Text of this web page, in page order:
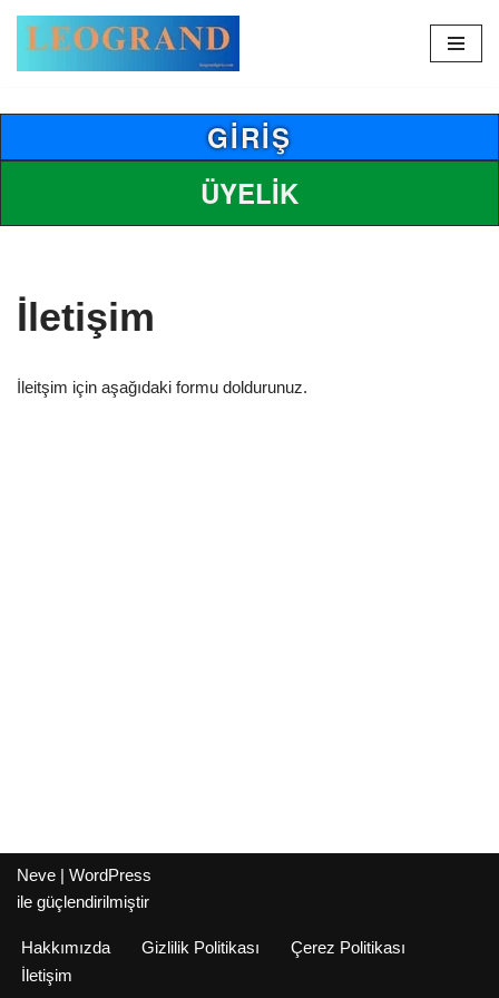
GİRİŞ
ÜYELİK
İletişim
İleitşim için aşağıdaki formu doldurunuz.
Neve | WordPress
ile güçlendirilmiştir
Hakkımızda Gizlilik Politikası
Çerez Politikası
İletişim